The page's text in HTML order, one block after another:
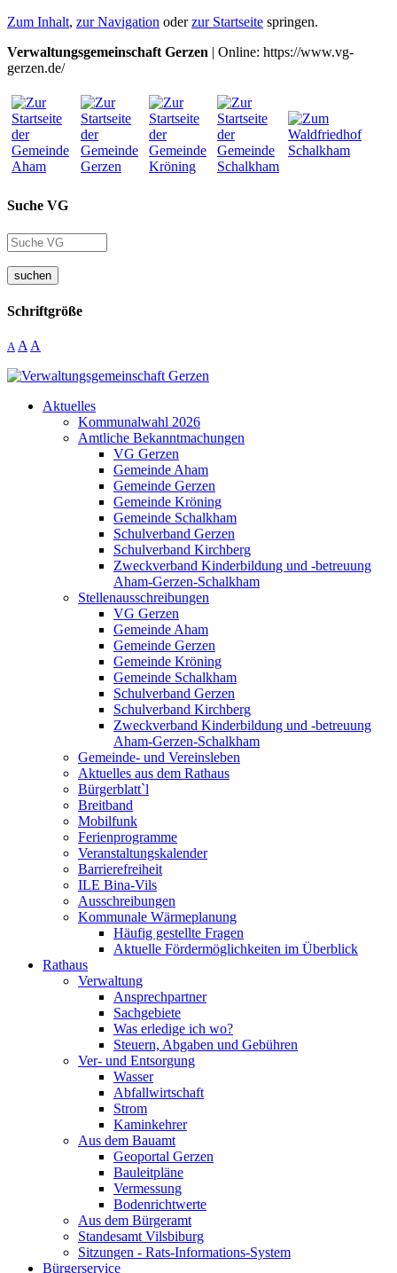
Zum Inhalt, zur Navigation oderzur Startseite springen.
Verwaltungsgemeinschaft Gerzen | Online: https://www.vg-
gerzen.de/
Suche VG
suchen
Schriftgröße
A A A
Aktuelles
Kommunalwahl 2026
Amtliche Bekanntmachungen
VG Gerzen
Gemeinde Aham
Gemeinde Gerzen
Gemeinde Kröning
Gemeinde Schalkham
Schulverband Gerzen
Schulverband Kirchberg
Zweckverband Kinderbildung und -betreuung
Aham-Gerzen-Schalkham
Stellenausschreibungen
VG Gerzen
Gemeinde Aham
Gemeinde Gerzen
Gemeinde Kröning
Gemeinde Schalkham
Schulverband Gerzen
Schulverband Kirchberg
Zweckverband Kinderbildung und -betreuung
Aham-Gerzen-Schalkham
Gemeinde- und Vereinsleben
Aktuelles aus dem Rathaus
Bürgerblatt`l
Breitband
Mobilfunk
Ferienprogramme
Veranstaltungskalender
Barrierefreiheit
ILE Bina-Vils
Ausschreibungen
Kommunale Wärmeplanung
Häufig gestellte Fragen
Aktuelle Fördermöglichkeiten im Überblick
Rathaus
Verwaltung
Ansprechpartner
Sachgebiete
Was erledige ich wo?
Steuern, Abgaben und Gebühren
Ver- und Entsorgung
Wasser
Abfallwirtschaft
Strom
Kaminkehrer
Aus dem Bauamt
Geoportal Gerzen
Bauleitpläne
Vermessung
Bodenrichtwerte
Aus dem Bürgeramt
Standesamt Vilsbiburg
Sitzungen - Rats-Informations-System
Bürgerservice